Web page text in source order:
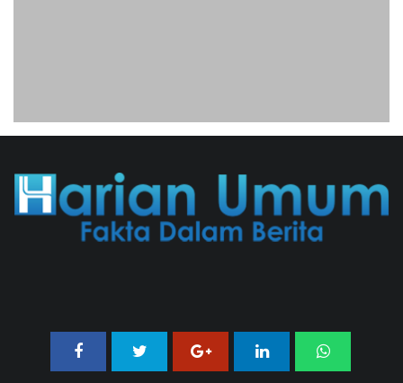
Bandung Akan Ditanggung Kemenkeu